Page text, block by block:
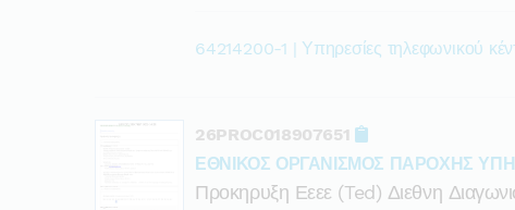
64214200-1 | Υπηρεσίες τηλεφωνικού
26PROC018907651
ΕΘΝΙΚΟΣ ΟΡΓΑΝΙΣΜΟΣ ΠΑΡΟΧΗΣ
Προκηρυξη Εεεε (ted) Διεθνη